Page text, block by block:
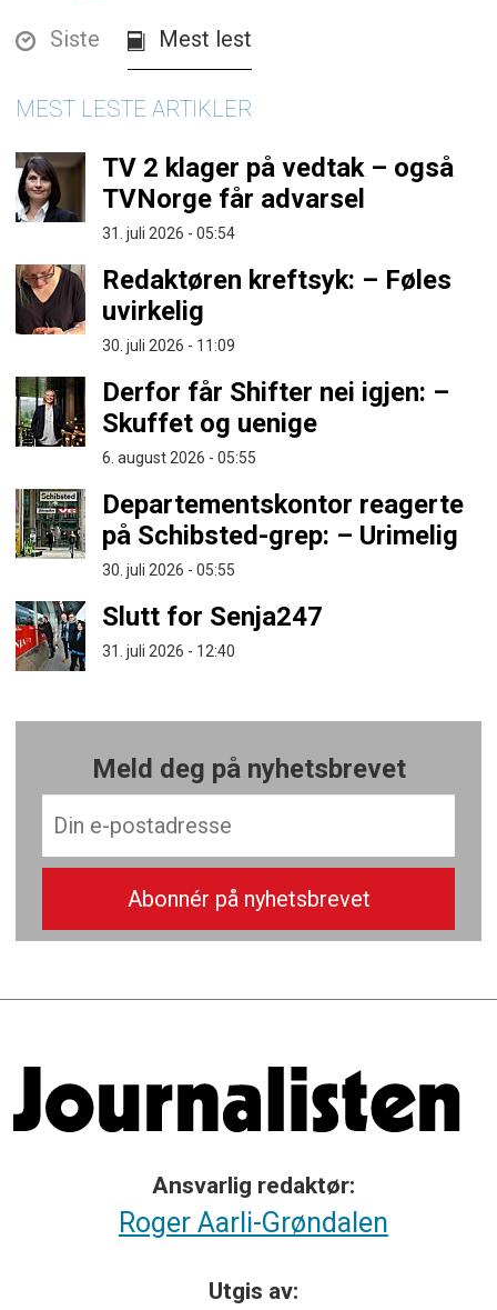
Siste Mest lest
MEST LESTE ARTIKLER
TV 2 klager på vedtak – også
TVNorge får advarsel
31. juli 2026 - 05:54
Redaktøren kreftsyk: – Føles
uvirkelig
30. juli 2026 - 11:09
Derfor får Shifter nei igjen: –
Skuffet og uenige
6. august 2026 - 05:55
Departementskontor reagerte
på Schibsted-grep: – Urimelig
30. juli 2026 - 05:55
Slutt for Senja247
31. juli 2026 - 12:40
Meld deg på nyhetsbrevet
Ansvarlig redaktør:
Roger Aarli-Grøndalen
Utgis av: